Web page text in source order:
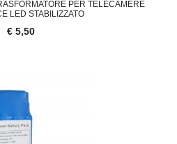
PER TELECAMERE
LED STABILIZZATO
€ 5,50